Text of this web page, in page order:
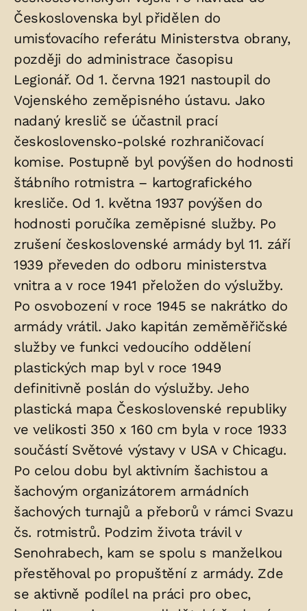
Československa byl přidělen do
umisťovacího referátu Ministerstva obrany,
později do administrace časopisu
Legionář. Od 1. června 1921 nastoupil do
Vojenského zeměpisného ústavu. Jako
nadaný kreslič se účastnil prací
československo-polské rozhraničovací
komise. Postupně byl povýšen do hodnosti
štábního rotmistra – kartografického
kresliče. Od 1. května 1937 povýšen do
hodnosti poručíka zeměpisné služby. Po
zrušení československé armády byl 11. září
1939 převeden do odboru ministerstva
vnitra a v roce 1941 přeložen do výslužby.
Po osvobození v roce 1945 se nakrátko do
armády vrátil. Jako kapitán zeměměřičské
služby ve funkci vedoucího oddělení
plastických map byl v roce 1949
definitivně poslán do výslužby. Jeho
plastická mapa Československé republiky
ve velikosti 350 x 160 cm byla v roce 1933
součástí Světové výstavy v USA v Chicagu.
Po celou dobu byl aktivním šachistou a
šachovým organizátorem armádních
šachových turnajů a přeborů v rámci Svazu
čs. rotmistrů. Podzim života trávil v
Senohrabech, kam se spolu s manželkou
přestěhoval po propuštění z armády. Zde
se aktivně podílel na práci pro obec,